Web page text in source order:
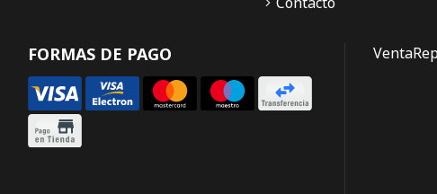
FORMAS DE PAGO Venta